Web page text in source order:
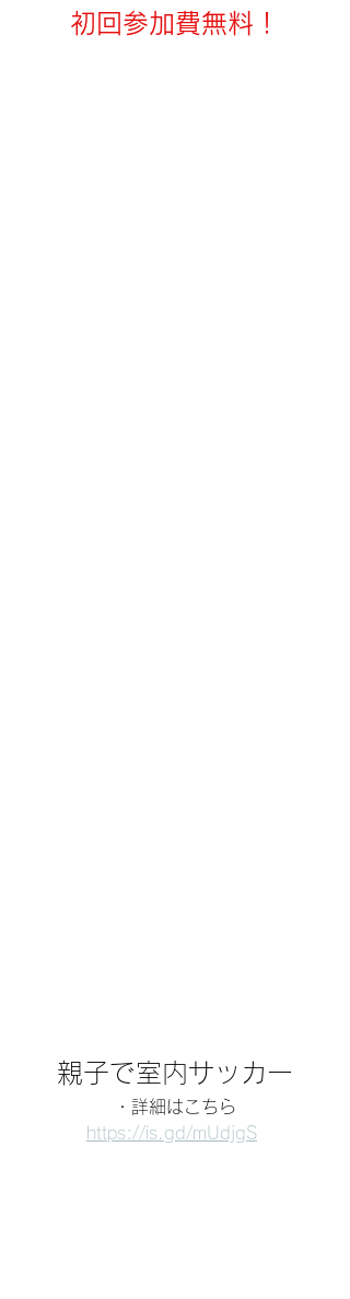
初回参加費無料！
親子で室内サッカー
・詳細はこちら
https://is.gd/mUdjgS